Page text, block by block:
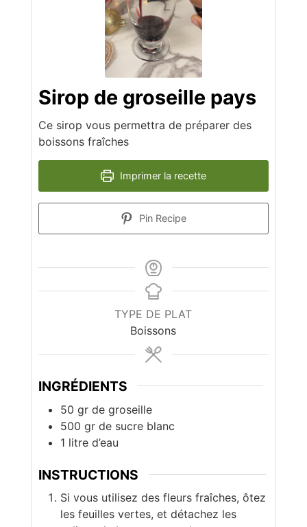
Sirop de groseille pays
Ce sirop vous permettra de préparer des
boissons fraîches
Imprimer la recette
Pin Recipe
TYPE DE PLAT
Boissons
INGRÉDIENTS
50 gr de groseille
500 gr de sucre blanc
1 litre d’eau
INSTRUCTIONS
Si vous utilisez des fleurs fraîches, ôtez
les feuilles vertes, et détachez les